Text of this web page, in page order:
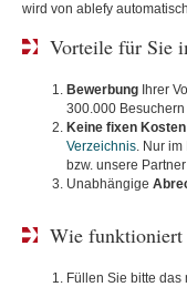
wird von ablefy
Vorteile für Sie
Bewerbung Ihrer
300.000
Keine fixen Kosten
Verzeichnis. Nur
bzw. unsere
Unabhängige
Wie funktioniert
Füllen Sie bitte